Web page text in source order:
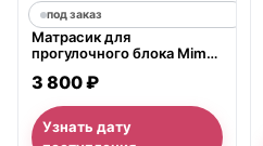
под заказ
Матрасик для
прогулочного блока Mima
3 800 ₽
Узнать дату